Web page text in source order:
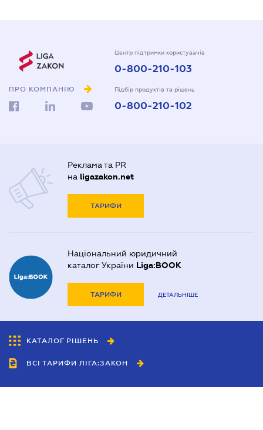
ПРО КОМПАНІЮ
Центр підтримки користувачів
0-800-210-103
Підбір продуктів та рішень
0-800-210-102
Реклама та PR
на ligazakon.net
ТАРИФИ
Національний юридичний
каталог України Liga:BOOK
ТАРИФИ ДЕТАЛЬНІШЕ
КАТАЛОГ РІШЕНЬ
ВСІ ТАРИФИ ЛІГА:ЗАКОН